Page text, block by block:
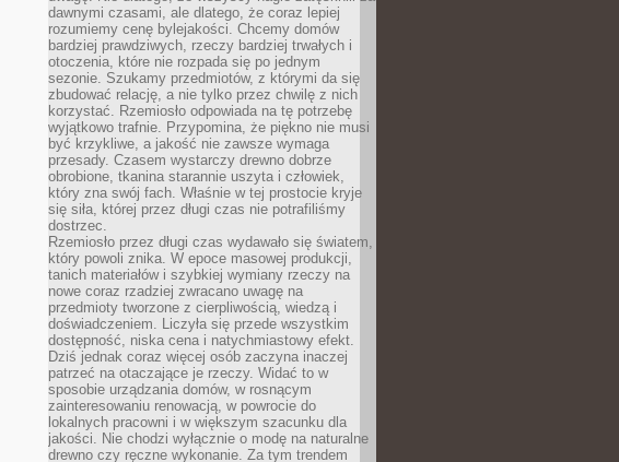
dawnymi czasami, ale dlatego, że coraz lepiej
rozumiemy cenę bylejakości. Chcemy domów
bardziej prawdziwych, rzeczy bardziej trwałych i
otoczenia, które nie rozpada się po jednym
sezonie. Szukamy przedmiotów, z którymi da się
zbudować relację, a nie tylko przez chwilę z nich
korzystać. Rzemiosło odpowiada na tę potrzebę
wyjątkowo trafnie. Przypomina, że piękno nie musi
być krzykliwe, a jakość nie zawsze wymaga
przesady. Czasem wystarczy drewno dobrze
obrobione, tkanina starannie uszyta i człowiek,
który zna swój fach. Właśnie w tej prostocie kryje
się siła, której przez długi czas nie potrafiliśmy
dostrzec.
Rzemiosło przez długi czas wydawało się światem,
który powoli znika. W epoce masowej produkcji,
tanich materiałów i szybkiej wymiany rzeczy na
nowe coraz rzadziej zwracano uwagę na
przedmioty tworzone z cierpliwością, wiedzą i
doświadczeniem. Liczyła się przede wszystkim
dostępność, niska cena i natychmiastowy efekt.
Dziś jednak coraz więcej osób zaczyna inaczej
patrzeć na otaczające je rzeczy. Widać to w
sposobie urządzania domów, w rosnącym
zainteresowaniu renowacją, w powrocie do
lokalnych pracowni i w większym szacunku dla
jakości. Nie chodzi wyłącznie o modę na naturalne
drewno czy ręczne wykonanie. Za tym trendem